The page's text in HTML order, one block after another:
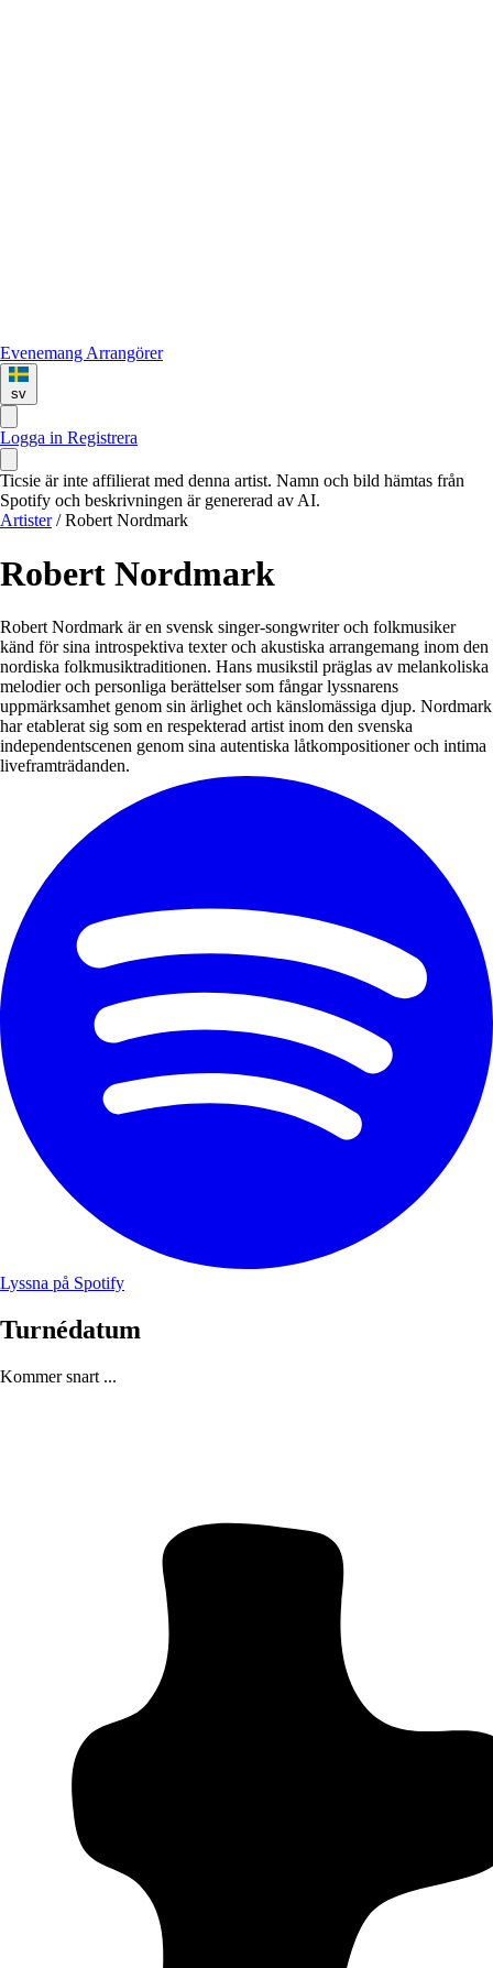
Evenemang Arrangörer
sv
Logga in Registrera
Ticsie är inte affilierat med denna artist. Namn och bild hämtas från
Spotify och beskrivningen är genererad av AI.
Artister / Robert Nordmark
Robert Nordmark
Robert Nordmark är en svensk singer-songwriter och folkmusiker
känd för sina introspektiva texter och akustiska arrangemang inom den
nordiska folkmusiktraditionen. Hans musikstil präglas av melankoliska
melodier och personliga berättelser som fångar lyssnarens
uppmärksamhet genom sin ärlighet och känslomässiga djup. Nordmark
har etablerat sig som en respekterad artist inom den svenska
independentscenen genom sina autentiska låtkompositioner och intima
liveframträdanden.
Lyssna på Spotify
Turnédatum
Kommer snart ...